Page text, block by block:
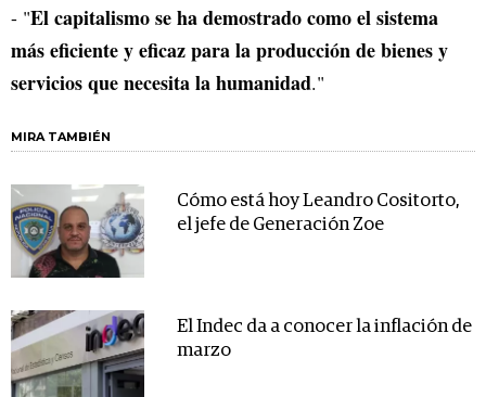
- "El capitalismo se ha demostrado como el sistema
más eficiente y eficaz para la producción de bienes y
servicios que necesita la humanidad."
MIRA TAMBIÉN
Cómo está hoy Leandro Cositorto,
el jefe de Generación Zoe
El Indec da a conocer la inflación de
marzo